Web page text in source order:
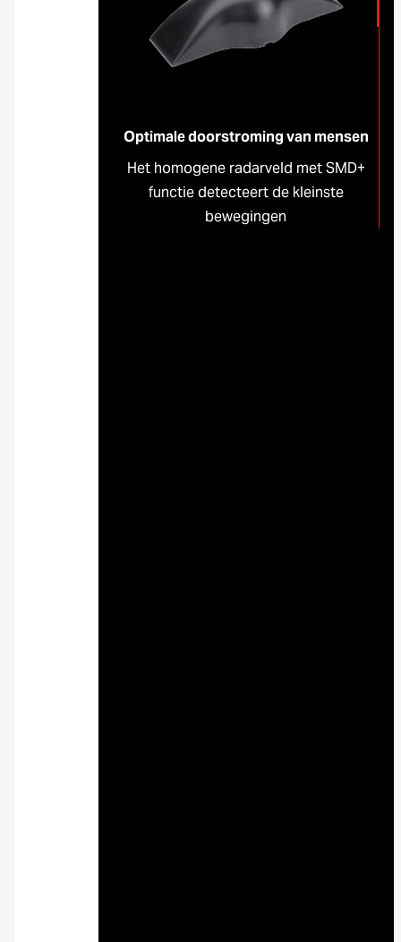
Optimale doorstroming van mensen
Het homogene radarveld met SMD+
functie detecteert de kleinste
bewegingen